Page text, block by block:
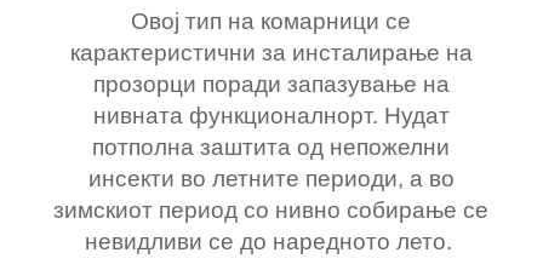
Овој тип на комарници се
карактеристични за инсталирање на
прозорци поради запазување на
нивната функционалнорт. Нудат
потполна заштита од непожелни
инсекти во летните периоди, а во
зимскиот период со нивно собирање се
невидливи се до наредното лето.